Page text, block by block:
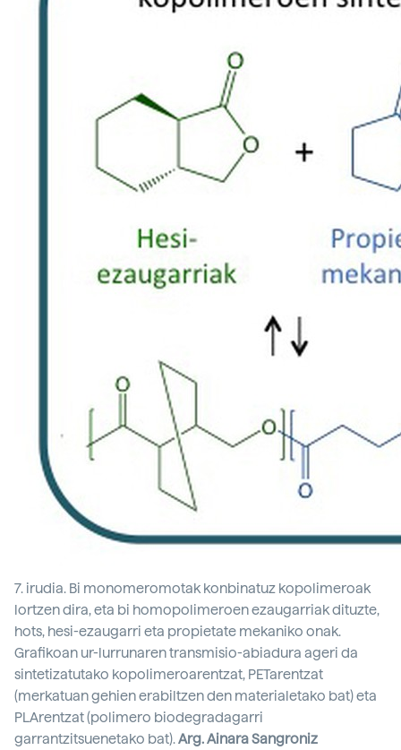
7. irudia. Bi monomeromotak konbinatuz kopolimeroak
lortzen dira, eta bi homopolimeroen ezaugarriak dituzte,
hots, hesi-ezaugarri eta propietate mekaniko onak.
Grafikoan ur-lurrunaren transmisio-abiadura ageri da
sintetizatutako kopolimeroarentzat, PETarentzat
(merkatuan gehien erabiltzen den materialetako bat) eta
PLArentzat (polimero biodegradagarri
garrantzitsuenetako bat).Arg. Ainara Sangroniz